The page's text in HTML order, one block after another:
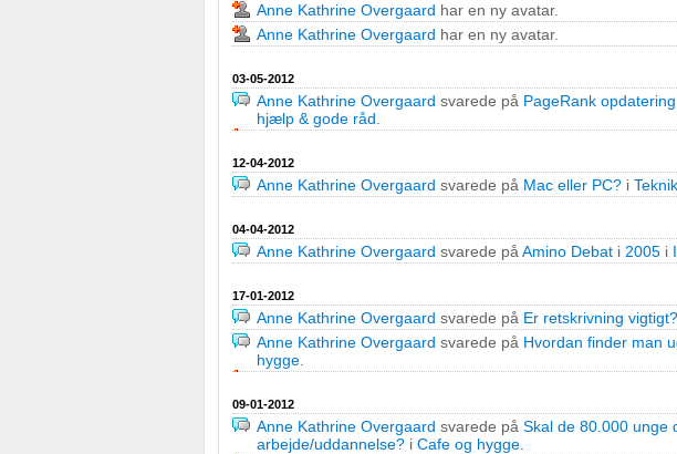
Anne Kathrine Overgaard har en ny avatar.
Anne Kathrine Overgaard har en ny avatar.
03-05-2012
Anne Kathrine Overgaard svarede på PageRank opdatering
hjælp & gode råd
12-04-2012
Anne Kathrine Overgaard svarede på Mac eller PC? i
04-04-2012
Anne Kathrine Overgaard svarede på Amino Debat i 2005 i
17-01-2012
Anne Kathrine Overgaard svarede på Er retskrivning vigtigt?
Anne Kathrine Overgaard svarede på Hvordan finder man
hygge
09-01-2012
Anne Kathrine Overgaard svarede på Skal de 80.000 unge
arbejde/uddannelse? i Cafe og hygge